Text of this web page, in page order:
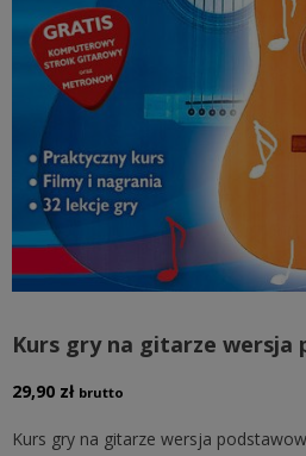
Kurs gry na gitarze wersja
29,90 zł brutto
Kurs gry na gitarze wersja